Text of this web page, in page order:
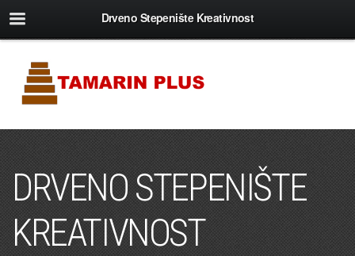
Drveno Stepenište Kreativnost
DRVENO STEPENIŠTE
KREATIVNOST